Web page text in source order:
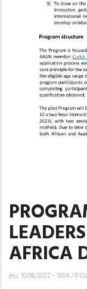
AFRICA
jeu, 10/06/2022 - 13:04/0